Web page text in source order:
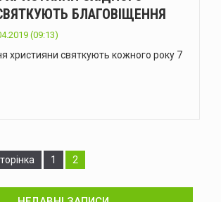
БЛАГОВІЩЕННЯ
(09:13)
християни святкують кожного року 7
Сторінка
1 Сторінка
2